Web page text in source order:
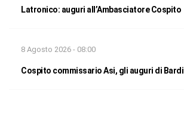
Latronico: auguri all’Ambasciatore Cospito
8 Agosto 2026 - 08:00
Cospito commissario Asi, gli auguri di Bardi